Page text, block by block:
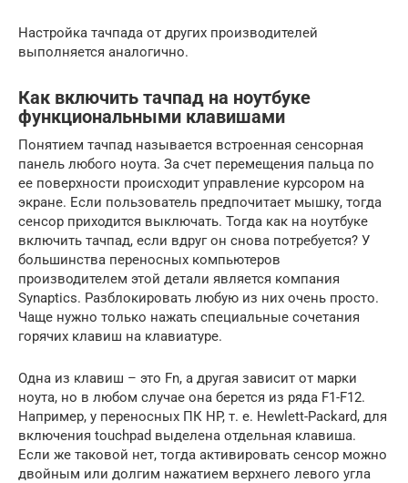
Настройка тачпада от других производителей
выполняется аналогично.
Как включить тачпад на ноутбуке
функциональными клавишами
Понятием тачпад называется встроенная сенсорная
панель любого ноута. За счет перемещения пальца по
ее поверхности происходит управление курсором на
экране. Если пользователь предпочитает мышку, тогда
сенсор приходится выключать. Тогда как на ноутбуке
включить тачпад, если вдруг он снова потребуется? У
большинства переносных компьютеров
производителем этой детали является компания
Synaptics. Разблокировать любую из них очень просто.
Чаще нужно только нажать специальные сочетания
горячих клавиш на клавиатуре.
Одна из клавиш – это Fn, а другая зависит от марки
ноута, но в любом случае она берется из ряда F1-F12.
Например, у переносных ПК HP, т. е. Hewlett-Packard, для
включения touchpad выделена отдельная клавиша.
Если же таковой нет, тогда активировать сенсор можно
двойным или долгим нажатием верхнего левого угла